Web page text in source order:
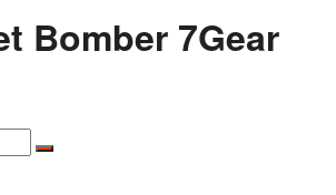
Bomber 7Gear